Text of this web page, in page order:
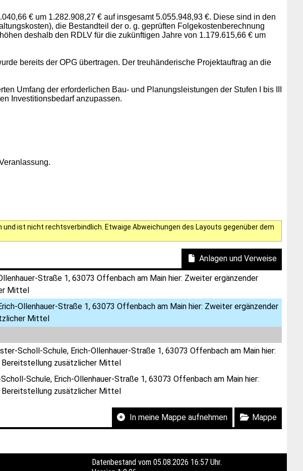
€ um 1.282.908,27 € auf insgesamt 5.055.948,93 €. Diese sind in den
die Bestandteil der o. g. geprüften Folgekostenberechnung
deshalb den RDLV für die zukünftigen Jahre von 1.179.615,66 € um
bereits der OPG übertragen. Der treuhänderische Projektauftrag an die
Umfang der erforderlichen Bau- und Planungsleistungen der Stufen I bis III
Investitionsbedarf anzupassen.
ist nicht rechtsverbindlich. Etwaige Abweichungen des Layouts gegenüber dem
Anlagen und Verweise
Straße 1, 63073 Offenbach am Main hier: Zweiter ergänzender
Mittel
Ollenhauer-Straße 1, 63073 Offenbach am Main hier: Zweiter ergänzender
Mittel
Scholl-Schule, Erich-Ollenhauer-Straße 1, 63073 Offenbach am Main hier:
Bereitstellung zusätzlicher Mittel
Schule, Erich-Ollenhauer-Straße 1, 63073 Offenbach am Main hier:
Bereitstellung zusätzlicher Mittel
In meine Mappe aufnehmen
Mappe
Datenbestand vom 05.08.2026 16:57 Uhr.